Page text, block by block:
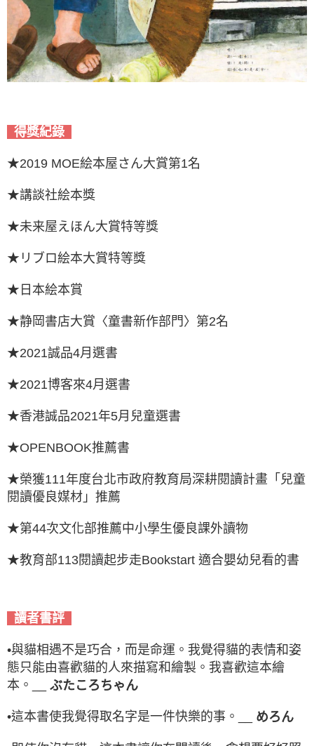
得獎紀錄
★2019 MOE絵本屋さん大賞第1名
★講談社絵本獎
★未来屋えほん大賞特等獎
★リブロ絵本大賞特等獎
★日本絵本賞
★静岡書店大賞〈童書新作部門〉第2名
★2021誠品4月選書
★2021博客來4月選書
★香港誠品2021年5月兒童選書
★OPENBOOK推薦書
★榮獲111年度台北市政府教育局深耕閱讀計畫「兒童
閱讀優良媒材」推薦
★第44次文化部推薦中小學生優良課外讀物
★教育部113閱讀起步走Bookstart 適合嬰幼兒看的書
讀者書評
•與貓相遇不是巧合，而是命運。我覺得貓的表情和姿
態只能由喜歡貓的人來描寫和繪製。我喜歡這本繪
本。__ ぶたころちゃん
•這本書使我覺得取名字是一件快樂的事。__ めろん